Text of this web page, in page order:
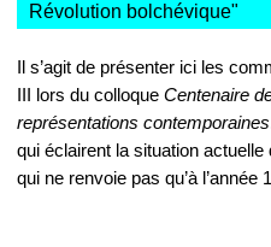
Révolution bolchévique"
Il s’agit de présenter ici les
III lors du colloque Centenaire
représentations contemporaines
qui éclairent la situation actuelle
qui ne renvoie pas qu’à l’année